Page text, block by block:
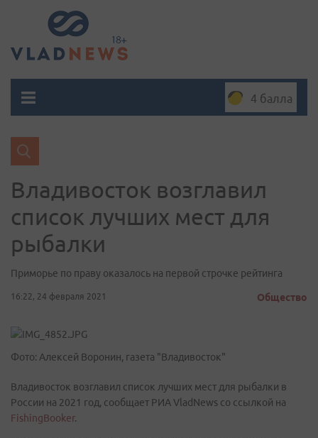
4 балла
Владивосток возглавил
список лучших мест для
рыбалки
Приморье по праву оказалось на первой строчке рейтинга
16:22, 24 февраля 2021 Общество
Фото: Алексей Воронин, газета "Владивосток"
Владивосток возглавил список лучших мест для рыбалки в
России на 2021 год, сообщает РИА VladNews со ссылкой на
FishingBooker.